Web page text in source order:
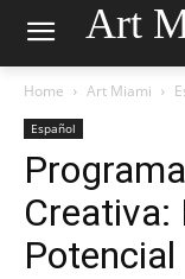
Art
Home Art Miami
Español
Creativa:
Potencial